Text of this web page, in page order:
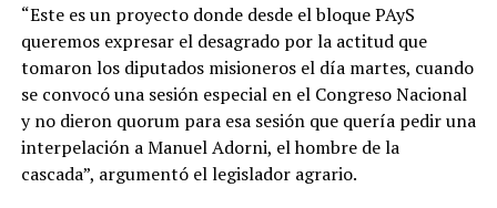
“Este es un proyecto donde desde el bloque PAyS
queremos expresar el desagrado por la actitud que
tomaron los diputados misioneros el día martes, cuando
se convocó una sesión especial en el Congreso Nacional
y no dieron quorum para esa sesión que quería pedir una
interpelación a Manuel Adorni, el hombre de la
cascada”, argumentó el legislador agrario.